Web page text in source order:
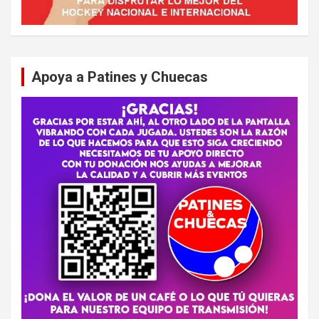
Apoya a Patines y Chuecas